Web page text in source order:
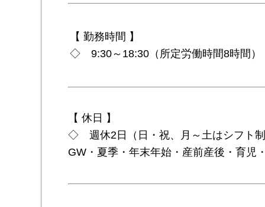
【 勤務時間 】
◇ 9:30～18:30（所定労働時間8時間）
【 休日 】
◇ 週休2日（日・祝、月～土はシフト
GW・夏季・年末年始・産前産後・育児